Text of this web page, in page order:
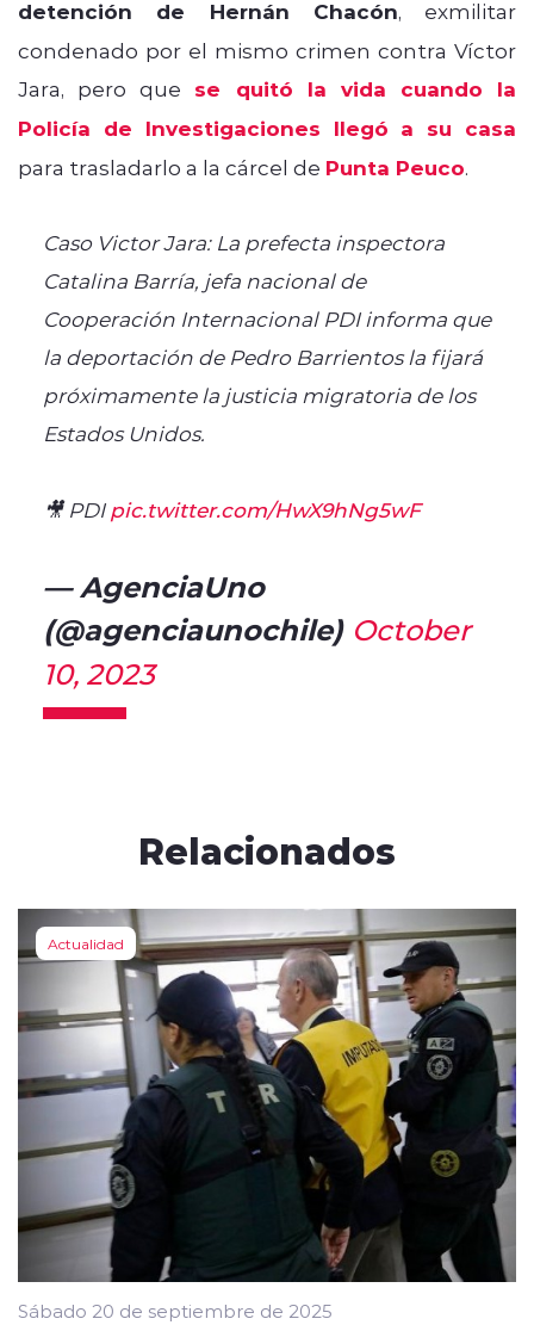
detención de Hernán Chacón, exmilitar
condenado por el mismo crimen contra Víctor
Jara, pero que se quitó la vida cuando la
Policía de Investigaciones llegó a su casa
para trasladarlo a la cárcel de Punta Peuco.
Caso Victor Jara: La prefecta inspectora
Catalina Barría, jefa nacional de
Cooperación Internacional PDI informa que
la deportación de Pedro Barrientos la fijará
próximamente la justicia migratoria de los
Estados Unidos.
🎥 PDI pic.twitter.com/HwX9hNg5wF
— AgenciaUno
(@agenciaunochile) October
10, 2023
Relacionados
Actualidad
Sábado 20 de septiembre de 2025